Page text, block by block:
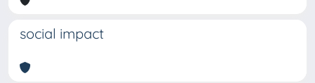
social impact